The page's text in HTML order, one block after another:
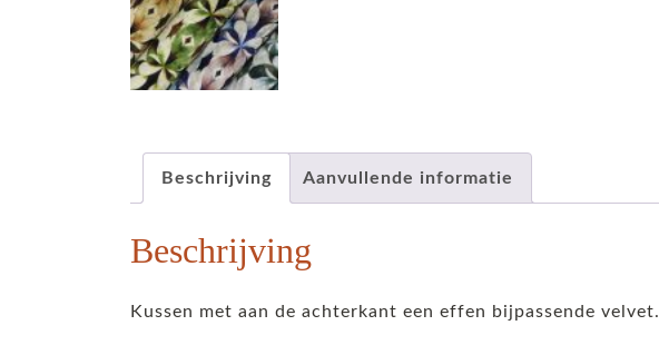
Beschrijving Aanvullende informatie
Beschrijving
Kussen met aan de achterkant een effen bijpassende velvet.